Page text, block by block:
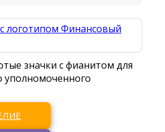
значки с фианитом для
уполномоченного